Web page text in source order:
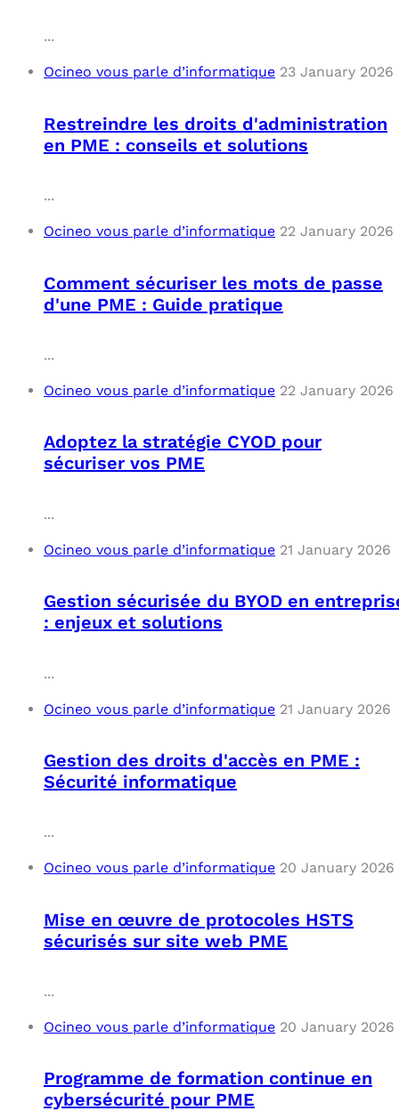
...
Ocineo vous parle d’informatique 23 January 2026
Restreindre les droits d'administration
en PME : conseils et solutions
...
Ocineo vous parle d’informatique 22 January 2026
Comment sécuriser les mots de passe
d'une PME : Guide pratique
...
Ocineo vous parle d’informatique 22 January 2026
Adoptez la stratégie CYOD pour
sécuriser vos PME
...
Ocineo vous parle d’informatique 21 January 2026
Gestion sécurisée du BYOD en
: enjeux et solutions
...
Ocineo vous parle d’informatique 21 January 2026
Gestion des droits d'accès en PME :
Sécurité informatique
...
Ocineo vous parle d’informatique 20 January 2026
Mise en œuvre de protocoles HSTS
sécurisés sur site web PME
...
Ocineo vous parle d’informatique 20 January 2026
Programme de formation continue en
cybersécurité pour PME